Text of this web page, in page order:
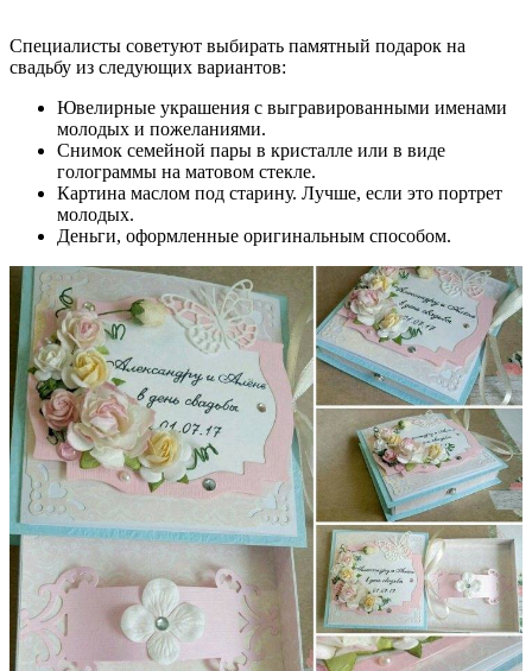
Специалисты советуют выбирать памятный подарок на
свадьбу из следующих вариантов:
Ювелирные украшения с выгравированными именами
молодых и пожеланиями.
Снимок семейной пары в кристалле или в виде
голограммы на матовом стекле.
Картина маслом под старину. Лучше, если это портрет
молодых.
Деньги, оформленные оригинальным способом.